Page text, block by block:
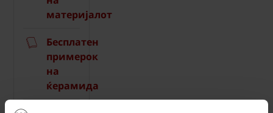
материјалот
Бесплатен
примерок
на
ќерамида